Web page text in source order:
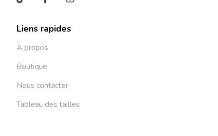
Liens rapides
À propos
Boutique
Nous contacter
Tableau des tailles